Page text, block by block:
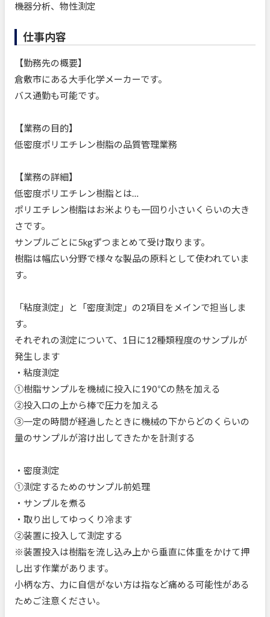
機器分析、物性測定
仕事内容
【勤務先の概要】
倉敷市にある大手化学メーカーです。
バス通勤も可能です。
【業務の目的】
低密度ポリエチレン樹脂の品質管理業務
【業務の詳細】
低密度ポリエチレン樹脂とは…
ポリエチレン樹脂はお米よりも一回り小さいくらいの大き
さです。
サンプルごとに5kgずつまとめて受け取ります。
樹脂は幅広い分野で様々な製品の原料として使われていま
す。
「粘度測定」と「密度測定」の2項目をメインで担当しま
す。
それぞれの測定について、1日に12種類程度のサンプルが
発生します
・粘度測定
①樹脂サンプルを機械に投入に190℃の熱を加える
②投入口の上から棒で圧力を加える
③一定の時間が経過したときに機械の下からどのくらいの
量のサンプルが溶け出してきたかを計測する
・密度測定
①測定するためのサンプル前処理
・サンプルを煮る
・取り出してゆっくり冷ます
②装置に投入して測定する
※装置投入は樹脂を流し込み上から垂直に体重をかけて押
し出す作業があります。
小柄な方、力に自信がない方は指など痛める可能性がある
ためご注意ください。